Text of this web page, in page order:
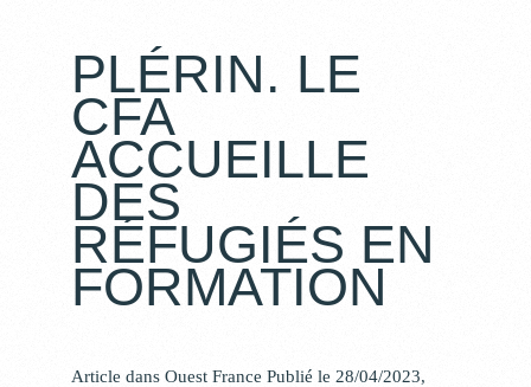
PLÉRIN. LE
CFA
ACCUEILLE
DES
RÉFUGIÉS EN
FORMATION
Article dans Ouest France Publié le 28/04/2023,